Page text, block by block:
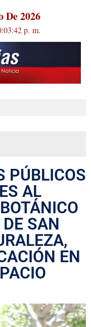
De 2026
p. m.
PÚBLICOS
AL
SAN
EN